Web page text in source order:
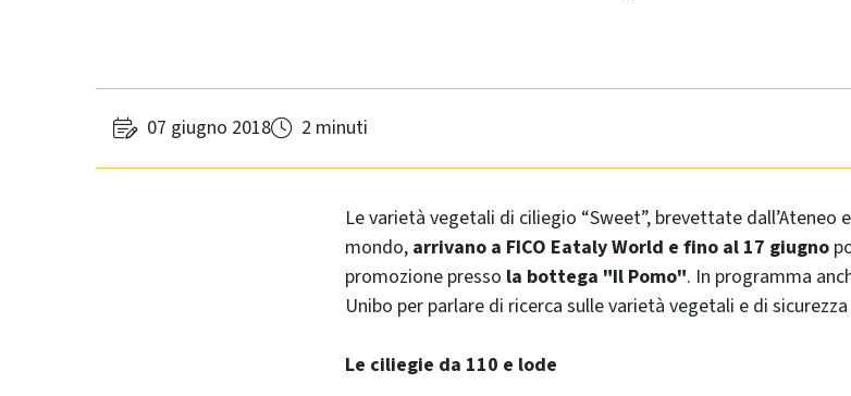
07 giugno 2018 2 minuti
Le varietà vegetali di ciliegio “Sweet”, brevettate dall’Ateneo
mondo, arrivano a FICO Eataly World e fino al 17 giugno
promozione presso la bottega "Il Pomo". In programma
Unibo per parlare di ricerca sulle varietà vegetali e di
Le ciliegie da 110 e lode